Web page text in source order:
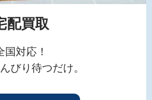
配買取
国対応！
びり待つだけ。